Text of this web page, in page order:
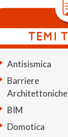
Antisismica
Barriere
Architettoniche
BIM
Domotica